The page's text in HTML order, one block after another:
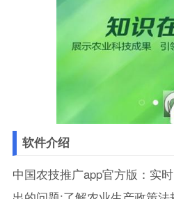
软件介绍
中国农技推广app官方版：实